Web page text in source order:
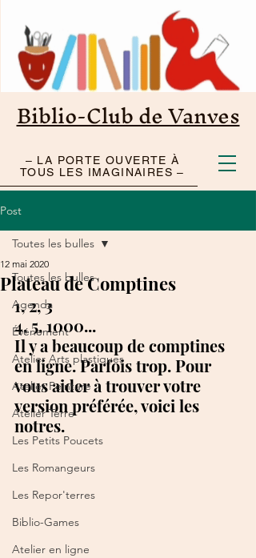
– LA PORTE OUVERTE À
TOUS LES IMAGINAIRES –
Biblio-Club de Vanves
Post
Toutes les bulles
Agenda
Événement
Atelier Arts plastiques
Atelier Peinture
Atelier Terre
Les Petits Poucets
Les Romangeurs
Les Repor'terres
Biblio-Games
Atelier en ligne
Toutes les bulles
Plateau de Comptines
12 mai 2020
1, 2, 3
4, 5, 1000...
Il y a beaucoup de comptines
en ligne. Parfois trop. Pour
vous aider à trouver votre
version préférée, voici les
notres.